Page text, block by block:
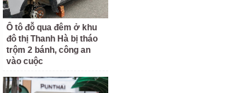
Ô tô đỗ qua đêm ở khu
đô thị Thanh Hà bị tháo
trộm 2 bánh, công an
vào cuộc